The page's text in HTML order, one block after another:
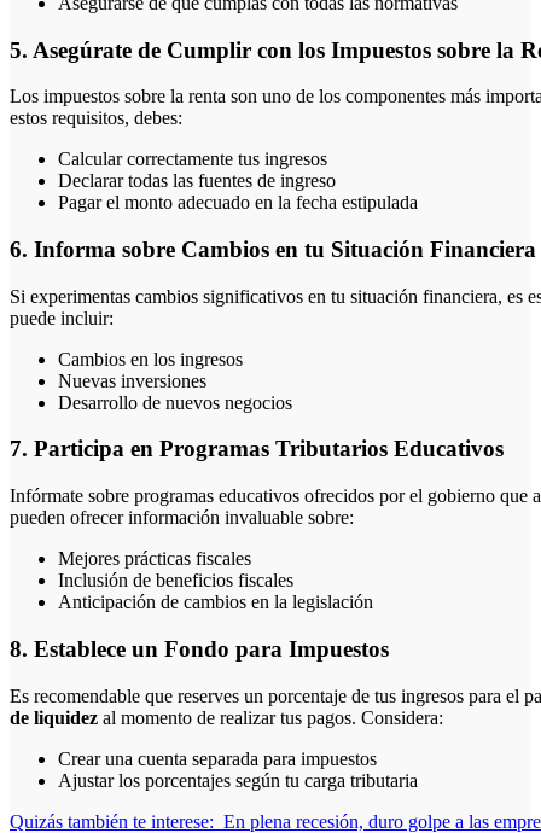
5. Asegúrate de Cumplir con los Impuestos sobre la
Los impuestos sobre la renta son uno de los componentes más
estos requisitos, debes:
Calcular correctamente tus ingresos
Declarar todas las fuentes de ingreso
Pagar el monto adecuado en la fecha estipulada
6. Informa sobre Cambios en tu Situación Financiera
Si experimentas cambios significativos en tu situación financiera, es
puede incluir:
Cambios en los ingresos
Nuevas inversiones
Desarrollo de nuevos negocios
7. Participa en Programas Tributarios Educativos
Infórmate sobre programas educativos ofrecidos por el gobierno que
pueden ofrecer información invaluable sobre:
Mejores prácticas fiscales
Inclusión de beneficios fiscales
Anticipación de cambios en la legislación
8. Establece un Fondo para Impuestos
Es recomendable que reserves un porcentaje de tus ingresos para el
de liquidez al momento de realizar tus pagos. Considera:
Crear una cuenta separada para impuestos
Ajustar los porcentajes según tu carga tributaria
Quizás también te interese: En plena recesión, duro golpe a las